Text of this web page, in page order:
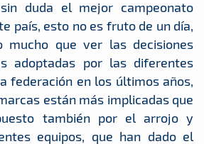
duda el mejor campeonato
país, esto no es fruto de un día,
mucho que ver las decisiones
adoptadas por las diferentes
federación en los últimos años,
están más implicadas que
también por el arrojo y
equipos, que han dado el